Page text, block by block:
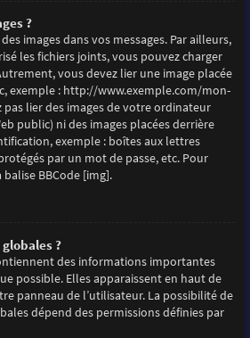
?
images dans vos messages. Par ailleurs,
les fichiers joints, vous pouvez charger
vous devez lier une image placée
exemple : http://www.exemple.com/mon-
pas lier des images de votre ordinateur
public) ni des images placées derrière
exemple : boîtes aux lettres
par un mot de passe, etc. Pour
BBCode [img].
?
des informations importantes
possible. Elles apparaissent en haut de
panneau de l’utilisateur. La possibilité de
dépend des permissions définies par